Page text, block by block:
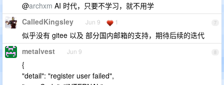
@archxm AI 时代，只要不学习，就不用学
7
CalledKingsley Jun 9 1
似乎没有 gitee 以及 部分国内邮箱的支持，期待后续的迭代
8
metalvest Jun 9
{
"detail": "register user failed",